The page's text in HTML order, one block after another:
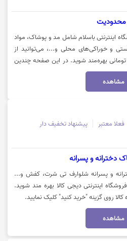
محدودیت
اینترنتی باسلام شامل مد و پوشاک، مواد
و خوراکی‌های محلی و...، می‌توانید از
تا سقف ۷۰۰ هزار تومانی بهره‌مند شوید. در این صفحه چندین
متناسب با سبد خرید خود از آنها
و مقرون‌به‌صرفه داشته باشید. جهت خرید با
مشاهده
فعلا معتبر پیشنهاد تخفیف دار
و پسرانه شلوارف تی شرت، کفش و...
از فروشگاه اینترنتی دیجی کالا بهره مند شوید.
روی گزینه "خرید کنید" کلیک نمایید.
مشاهده